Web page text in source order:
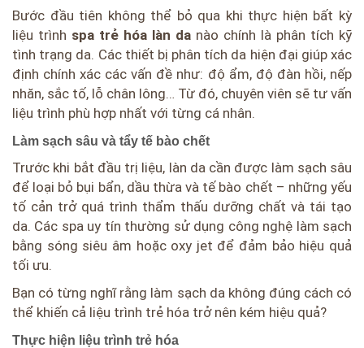
Bước đầu tiên không thể bỏ qua khi thực hiện bất kỳ
liệu trình spa trẻ hóa làn da nào chính là phân tích kỹ
tình trạng da. Các thiết bị phân tích da hiện đại giúp xác
định chính xác các vấn đề như: độ ẩm, độ đàn hồi, nếp
nhăn, sắc tố, lỗ chân lông… Từ đó, chuyên viên sẽ tư vấn
liệu trình phù hợp nhất với từng cá nhân.
Làm sạch sâu và tẩy tế bào chết
Trước khi bắt đầu trị liệu, làn da cần được làm sạch sâu
để loại bỏ bụi bẩn, dầu thừa và tế bào chết – những yếu
tố cản trở quá trình thẩm thấu dưỡng chất và tái tạo
da. Các spa uy tín thường sử dụng công nghệ làm sạch
bằng sóng siêu âm hoặc oxy jet để đảm bảo hiệu quả
tối ưu.
Bạn có từng nghĩ rằng làm sạch da không đúng cách có
thể khiến cả liệu trình trẻ hóa trở nên kém hiệu quả?
Thực hiện liệu trình trẻ hóa